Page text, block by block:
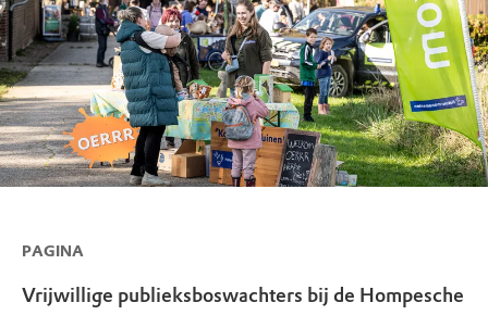
PAGINA
Vrijwillige publieksboswachters bij de Hompesche